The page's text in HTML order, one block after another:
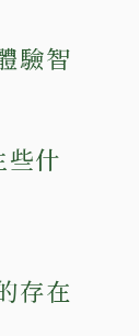
驗智
些什
存在